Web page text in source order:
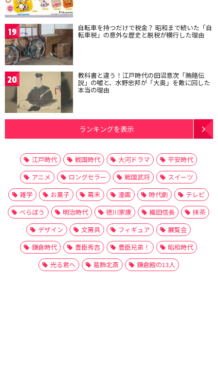
19 自転車を持つだけで税金？ 昭和まで続いた「自
転車税」の意外な歴史と脱税が横行した理由
20 教科書と違う！江戸時代の田沼意次「賄賂伝
説」の嘘と、水野忠邦が「大奥」を敵に回した
本当の理由
ランキングを表示
江戸時代 戦国時代 大河ドラマ
平安時代
アニメ
ロングセラー 戦国武将
スイーツ
雑学
お菓子 幕末 漫画 時代劇
テレビ
べらぼう
明治時代 徳川家康 織田信長
抹茶
デザイン
文房具 フィギュア
展覧会
鎌倉時代
豊臣秀吉 豊臣兄弟！
昭和時代
光る君へ
葛飾北斎 鎌倉殿の13人